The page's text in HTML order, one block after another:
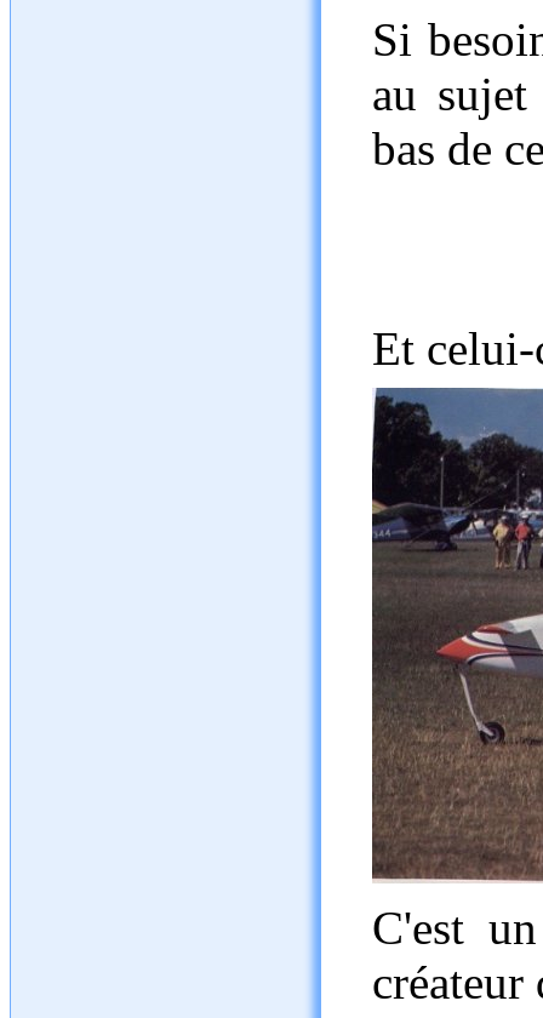
Si
au
bas de
Et
C'est
créateur